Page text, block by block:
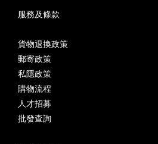
服務及條款
貨物退換政策
郵寄政策
私隱政策
購物流程
人才招募
批發查詢